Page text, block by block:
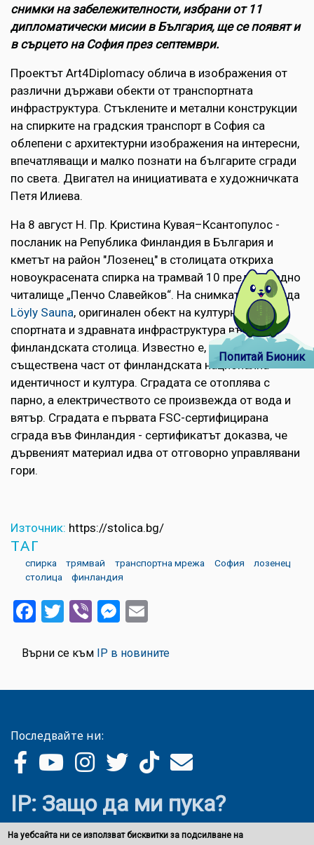
снимки на забележителности, избрани от 11
дипломатически мисии в България, ще се появят и
в сърцето на София през септември.
Проектът Art4Diplomacy облича в изображения от
различни държави обекти от транспортната
инфраструктура. Стъклените и метални конструкции
на спирките на градския транспорт в София са
облепени с архитектурни изображения на интересни,
впечатляващи и малко познати на българите сгради
по света. Двигател на инициативата е художничката
Петя Илиева.
На 8 август Н. Пр. Кристина Кувая–Ксантопулос -
посланик на Република Финландия в България и
кметът на район "Лозенец" в столицата откриха
новоукрасената спирка на трамвай 10 пред Народно
читалище „Пенчо Славейков“. На снимката се вижда
Löyly Sauna, оригинален обект на културната,
спортната и здравната инфраструктура във
финландската столица. Известно е, че сауната е
съществена част от финландската национална
идентичност и култура. Сградата се отоплява с
парно, а електричеството се произвежда от вода и
вятър. Сградата е първата FSC-сертифицирана
сграда във Финландия - сертификатът доказва, че
дървеният материал идва от отговорно управлявани
гори.
Източник: https://stolica.bg/
ТАГ
спирка трямвай транспортна мрежа София
лозенец
столица
финландия
Facebook
Twitter
ViberMessenger
Върни се към IP в новините
Попитай Бионик
Последвайте ни:
IP: Защо да ми пука?
На уебсайта ни се използват бисквитки за подсилване на